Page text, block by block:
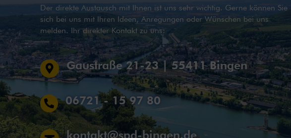
Der direkte Austausch mit Ihnen ist uns sehr wichtig. Gerne können Sie
sich bei uns mit Ihren Ideen, Anregungen oder Wünschen bei uns
melden. Ihr direkter Kontakt zu uns:
 Gaustraße 21-23 | 55411 Bingen
 06721 - 15 97 80
kontakt@spd-bingen.de